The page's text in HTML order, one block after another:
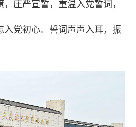
庄严宣誓，重温入党誓词，
入党初心。誓词声声入耳，振